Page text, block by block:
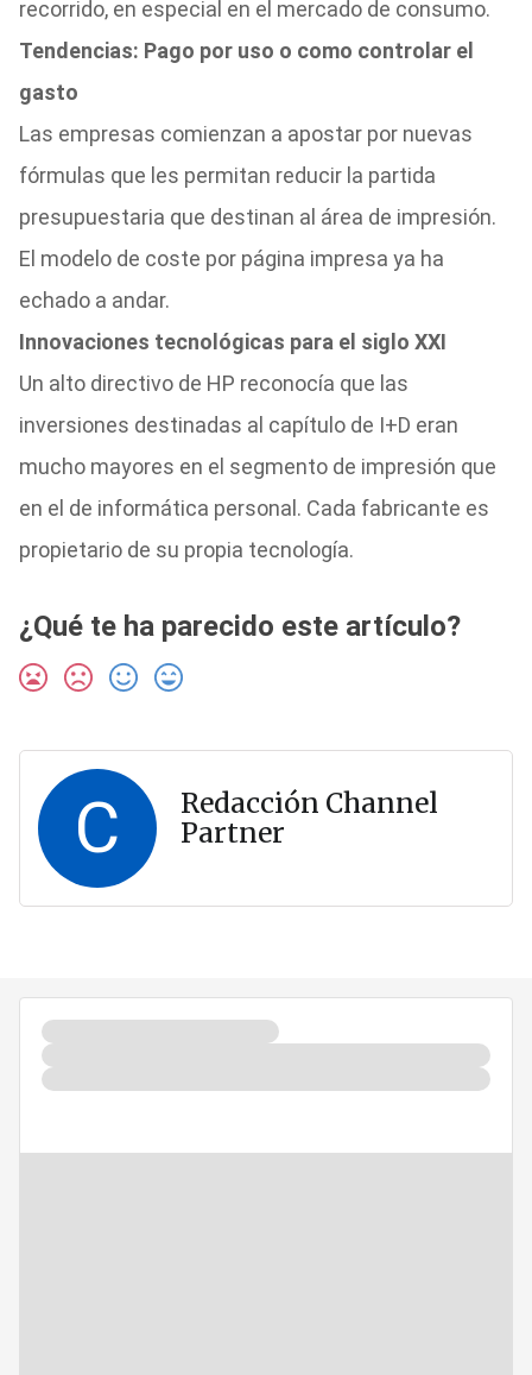
recorrido, en especial en el mercado de consumo.
Tendencias: Pago por uso o como controlar el
gasto
Las empresas comienzan a apostar por nuevas
fórmulas que les permitan reducir la partida
presupuestaria que destinan al área de impresión.
El modelo de coste por página impresa ya ha
echado a andar.
Innovaciones tecnológicas para el siglo XXI
Un alto directivo de HP reconocía que las
inversiones destinadas al capítulo de I+D eran
mucho mayores en el segmento de impresión que
en el de informática personal. Cada fabricante es
propietario de su propia tecnología.
¿Qué te ha parecido este artículo?
C
Redacción Channel
Partner